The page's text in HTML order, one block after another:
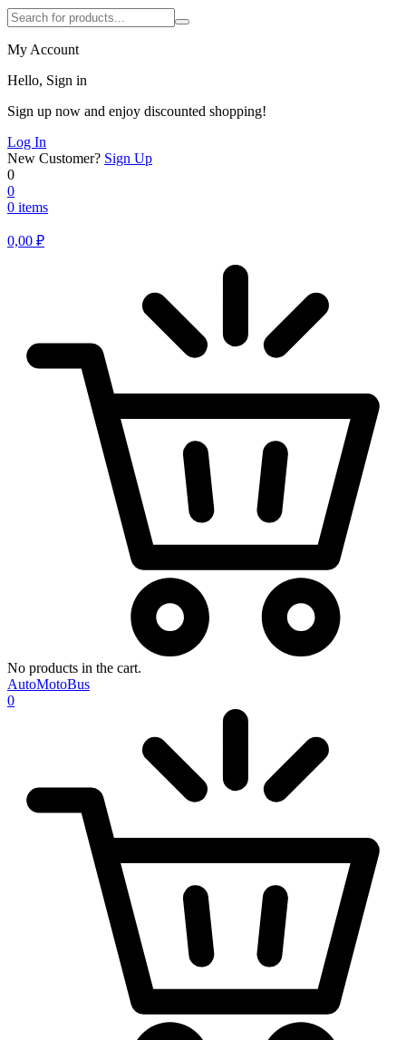
My Account
Hello, Sign in
Sign up now and enjoy discounted shopping!
Log In
New Customer? Sign Up
0
0
0 items
0,00 ₽
No products in the cart.
AutoMotoBus
0